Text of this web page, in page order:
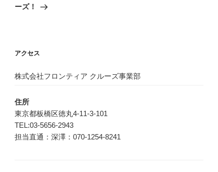
シ
ーズ！
アクセス
株式会社フロンティア クルーズ事業部
住所
東京都板橋区徳丸4-11-3-101
TEL:03-5656-2943
担当直通：深澤：070-1254-8241